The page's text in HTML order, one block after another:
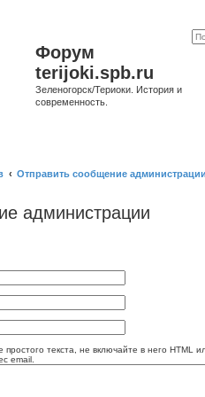
Форум
terijoki.spb.ru
Зеленогорск/Териоки. История и
современность.
Отправить сообщение
администрации
текста, не включайте в него HTML
email.